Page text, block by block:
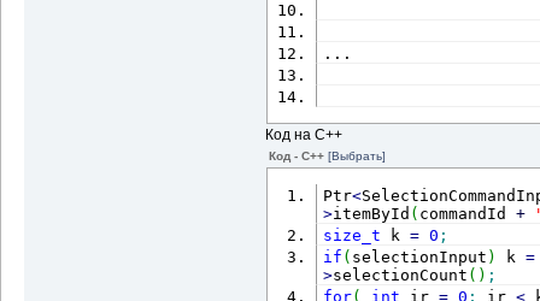
...
Код на С++
Код - C++ [Выбрать]
Ptr<
>itemById ( commandId +
size_t k = 0 ;
if ( selectionInput ) k =
>selectionCount ( ) ;
for( int ir = 0 ; ir <